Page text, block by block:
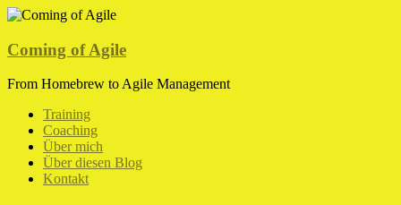
Zum
springen
Coming of Agile
From Homebrew to Agile Management
Menü
Training
Coaching
Über mich
Über diesen Blog
Kontakt